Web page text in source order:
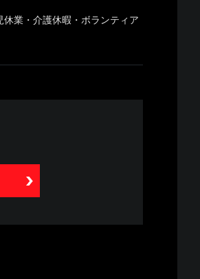
業・介護休暇・ボランティア